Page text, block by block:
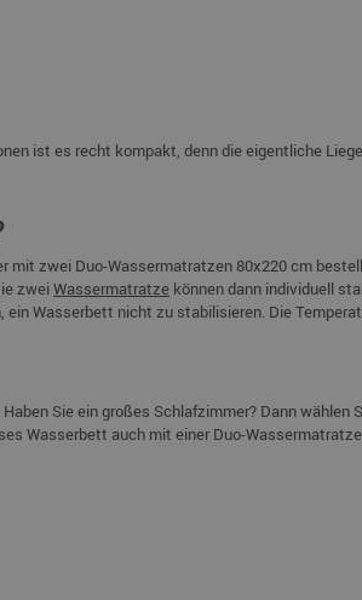
ist es recht kompakt, denn die eigentliche
zwei Duo-Wassermatratzen 80x220 cm
zweiWassermatratze können dann individuell
ein Wasserbett nicht zu stabilisieren. Die
Sie ein großes Schlafzimmer? Dann wählen
Wasserbett auch mit einer Duo-